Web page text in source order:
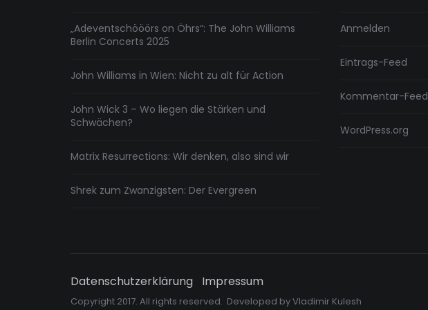
„Adeventschööörs on Öhrs“: The John Williams
Berlin Concerts 2025
John Williams in Wien: Nicht zu alt für Action
John Wick 3 – Wo liegen die Stärken und
Schwächen?
Matrix Resurrections: Wir denken, also sind wir
Shrek zum Zwanzigsten: Der Evergreen
Anmelden
Eintrags-Feed
Kommentar-Feed
WordPress.org
Datenschutzerklärung Impressum
Copyright 2017. All rights reserved. Developed byVladimir Kulesh